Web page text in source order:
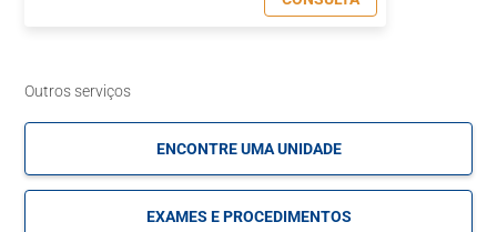
especialista em Gravidez de Alto
desde o momento em que descobrem a gravidez até o
parto. Somente esse profissional pode avaliar eventuais
problemas. Enquanto alguns sintomas são considerados
normais, como enjoo, inchaço e azia, outros podem ser
indicadores de risco, por exemplo:
Outros serviços
ENCONTRE UMA UNIDADE
EXAMES E PROCEDIMENTOS